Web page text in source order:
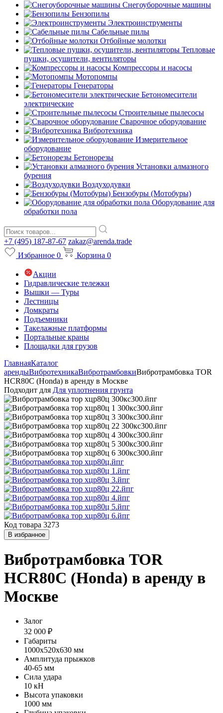
Снегоуборочные машины
Бензопилы
Электроинструменты
Сабельные пилы
Отбойные молотки
Тепловые
пушки, осушители, вентиляторы
Компрессоры и насосы
Мотопомпы
Генераторы
Бетономесители
электрические
Строительные пылесосы
Сварочное оборудование
Вибротехника
Измерительное
оборудование
Бетонорезы
Установки алмазного
бурения
Воздуходувки
Бензобуры (Мотобуры)
Оборудование для
обработки пола
+7 (495) 187-87-67 zakaz@arenda.trade
Избранное 0 Корзина 0
Акции
Гидравлические тележки
Вышки — Туры
Лестницы
Домкраты
Подъемники
Такелажные платформы
Портальные краны
Площадки для грузов
ГлавнаяКаталог
арендыВибротехникаВибротрамбовкиВибротрамбовка TOR
HCR80C (Honda) в аренду в Москве
Подходит для Для уплотнения грунта
Код товара 3273
В избранное
Вибротрамбовка TOR
HCR80C (Honda) в аренду в
Москве
Залог
32 000 ₽
Габариты
1000х520х630 мм
Амплитуда прыжков
40-65 мм
Сила удара
10 кН
Высота упаковки
1000 мм